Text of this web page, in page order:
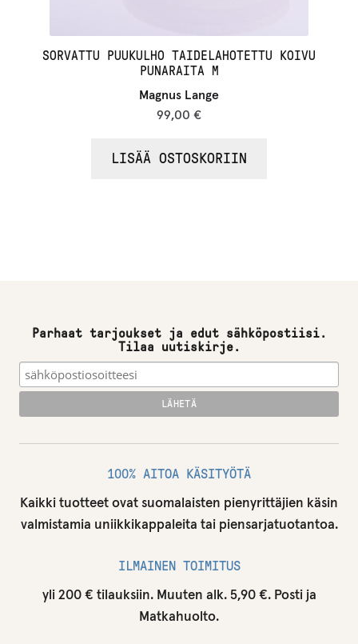
SORVATTU PUUKULHO TAIDELAHOTETTU KOIVU
PUNARAITA M
Magnus Lange
99,00 €
LISÄÄ OSTOSKORIIN
Parhaat tarjoukset ja edut sähköpostiisi.
Tilaa uutiskirje.
100% AITOA KÄSITYÖTÄ
Kaikki tuotteet ovat suomalaisten pienyrittäjien käsin
valmistamia uniikkikappaleita tai piensarjatuotantoa.
ILMAINEN TOIMITUS
yli 200 € tilauksiin. Muuten alk. 5,90 €. Posti ja
Matkahuolto.